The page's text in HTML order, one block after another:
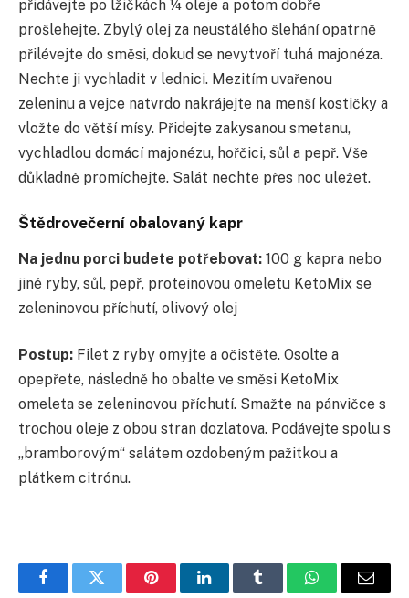
přidávejte po lžičkách ¼ oleje a potom dobře
prošlehejte. Zbylý olej za neustálého šlehání opatrně
přilévejte do směsi, dokud se nevytvoří tuhá majonéza.
Nechte ji vychladit v lednici. Mezitím uvařenou
zeleninu a vejce natvrdo nakrájejte na menší kostičky a
vložte do větší mísy. Přidejte zakysanou smetanu,
vychladlou domácí majonézu, hořčici, sůl a pepř. Vše
důkladně promíchejte. Salát nechte přes noc uležet.
Štědrovečerní obalovaný kapr
Na jednu porci budete potřebovat: 100 g kapra nebo
jiné ryby, sůl, pepř, proteinovou omeletu KetoMix se
zeleninovou příchutí, olivový olej
Postup: Filet z ryby omyjte a očistěte. Osolte a
opepřete, následně ho obalte ve směsi KetoMix
omeleta se zeleninovou příchutí. Smažte na pánvičce s
trochou oleje z obou stran dozlatova. Podávejte spolu s
„bramborovým“ salátem ozdobeným pažitkou a
plátkem citrónu.
FacebookTwitter PinterestLinkedInTumblr WhatsApp
E-